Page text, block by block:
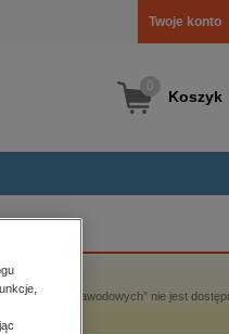
Twoje konto
Koszyk
kierowców zawodowych” nie jest